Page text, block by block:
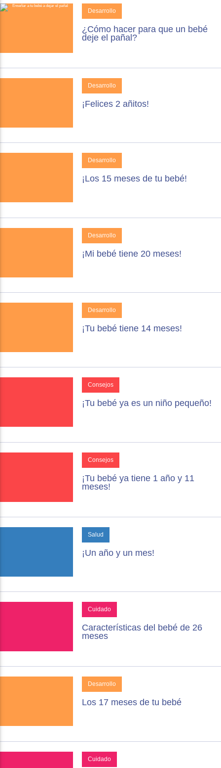
Desarrollo
¿Cómo hacer para que un bebé
deje el pañal?
Desarrollo
¡Felices 2 añitos!
Desarrollo
¡Los 15 meses de tu bebé!
Desarrollo
¡Mi bebé tiene 20 meses!
Desarrollo
¡Tu bebé tiene 14 meses!
Consejos
¡Tu bebé ya es un niño pequeño!
Consejos
¡Tu bebé ya tiene 1 año y 11
meses!
Salud
¡Un año y un mes!
Cuidado
Características del bebé de 26
meses
Desarrollo
Los 17 meses de tu bebé
Cuidado